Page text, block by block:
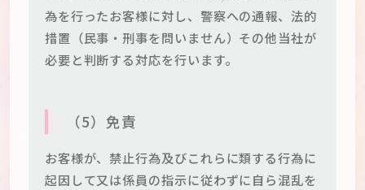
為を行ったお客様に対し、警察への通報、法的
措置（民事・刑事を問いません）その他当社が
必要と判断する対応を行います。
（5）免責
お客様が、禁止行為及びこれらに類する行為に
起因して又は係員の指示に従わずに自ら混乱を